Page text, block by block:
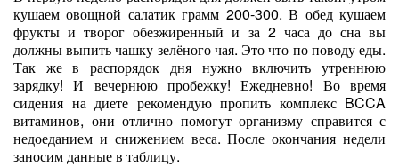
кушаем овощной салатик грамм 200-300. В обед кушаем
фрукты и творог обезжиренный и за 2 часа до сна вы
должны выпить чашку зелёного чая. Это что по поводу еды.
Так же в распорядок дня нужно включить утреннюю
зарядку! И вечернюю пробежку! Ежедневно! Во время
сидения на диете рекомендую пропить комплекс BCCA
витаминов, они отлично помогут организму справится с
недоеданием и снижением веса. После окончания недели
заносим данные в таблицу.